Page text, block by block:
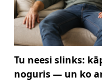
Tu neesi slinks:
noguris — un ko